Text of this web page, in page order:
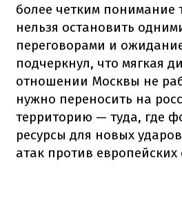
более четким понимание
нельзя остановить
переговорами и
подчеркнул, что мягкая
отношении Москвы не
нужно переносить на
территорию — туда, где
ресурсы для новых
атак против европейских